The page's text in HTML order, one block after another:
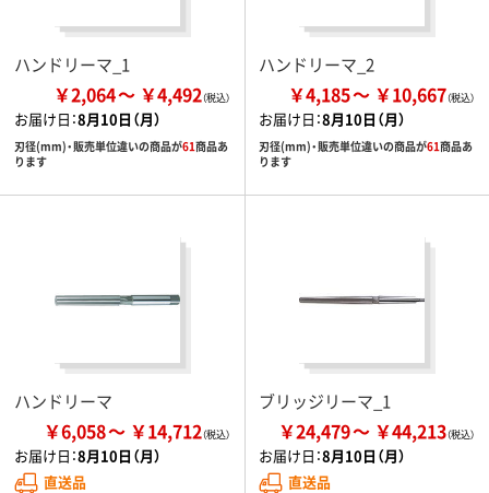
ハンドリーマ_1
￥2,064 ￥4,492
お届け日：8月10日（月）
刃径(mm)・販売単位違いの商品が61商品あ
ります
ハンドリーマ_2
￥4,185 ￥10,667
お届け日：8月10日（月）
刃径(mm)・販売単位違いの商品が61商品あ
ります
ハンドリーマ
￥6,058 ￥14,712
お届け日：8月10日（月）
直送品
ブリッジリーマ_1
￥24,479 ￥44,213
お届け日：8月10日（月）
直送品